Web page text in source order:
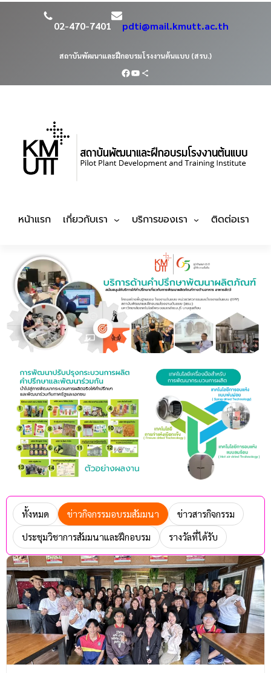
02-470-7401 pdti@mail.kmutt.ac.th
สถาบันพัฒนาและฝึกอบรมโรงงานต้นแบบ (สรบ.)
หน้าแรก เกี่ยวกับเรา บริการของเรา ติดต่อเรา
ทั้งหมด ข่าวกิจกรรมอบรมสัมมนา
ข่าวสารกิจกรรม
ประชุมวิชาการสัมมนาและฝึกอบรม
รางวัลที่ได้รับ